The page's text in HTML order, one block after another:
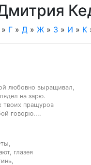
» Г » Д » Ж » З » И » К
любовно выращивал,
на зарю.
твоих пращуров
говорю....
глазея